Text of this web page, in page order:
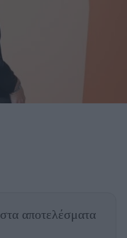
στα αποτελέσματα